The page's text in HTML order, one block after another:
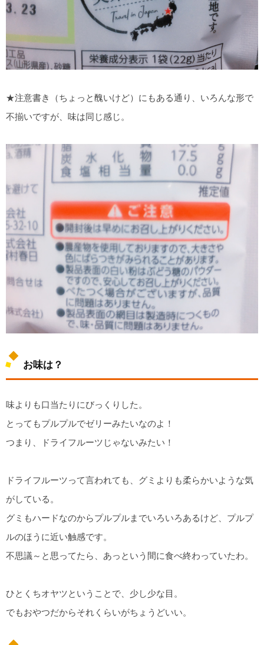
★注意書き（ちょっと醜いけど）にもある通り、いろんな形で
不揃いですが、味は同じ感じ。
お味は？
味よりも口当たりにびっくりした。
とってもプルプルでゼリーみたいなのよ！
つまり、ドライフルーツじゃないみたい！
ドライフルーツって言われても、グミよりも柔らかいような気
がしている。
グミもハードなのからプルプルまでいろいろあるけど、プルプ
ルのほうに近い触感です。
不思議～と思ってたら、あっという間に食べ終わっていたわ。
ひとくちオヤツということで、少し少な目。
でもおやつだからそれくらいがちょうどいい。